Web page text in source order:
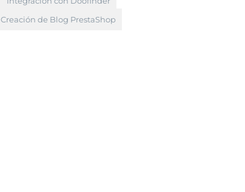
Creación de Blog PrestaShop